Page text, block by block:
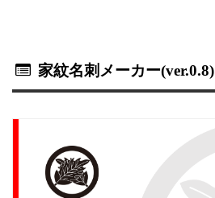
家紋名刺メーカー(ver.0.8)